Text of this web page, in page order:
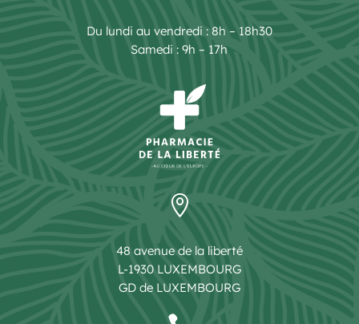
Du lundi au vendredi : 8h – 18h30
Samedi : 9h – 17h

48 avenue de la liberté
L-1930 LUXEMBOURG
GD de LUXEMBOURG